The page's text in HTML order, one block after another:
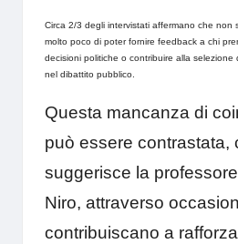
Circa 2/3 degli intervistati affermano che
molto poco di poter fornire feedback a chi
decisioni politiche o contribuire alla
nel dibattito pubblico.
Questa mancanza di
può essere contrastata,
suggerisce la
Niro, attraverso
contribuiscano a